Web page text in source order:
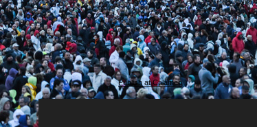
Publish at Calameo